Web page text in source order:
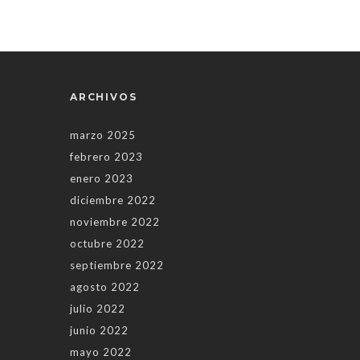
ARCHIVOS
marzo 2025
febrero 2023
enero 2023
diciembre 2022
noviembre 2022
octubre 2022
septiembre 2022
agosto 2022
julio 2022
junio 2022
mayo 2022